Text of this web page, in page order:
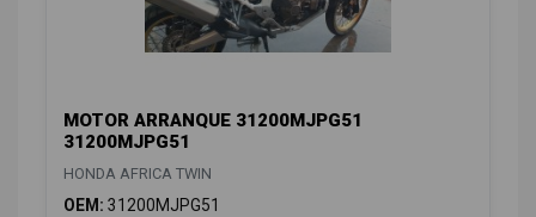
MOTOR ARRANQUE 31200MJPG51
31200MJPG51
HONDA AFRICA TWIN
OEM: 31200MJPG51